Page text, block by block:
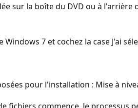
sur la boîte du DVD ou à
7 et cochez la case J'ai
pour l'installation : Mise à
fichiers commence, le